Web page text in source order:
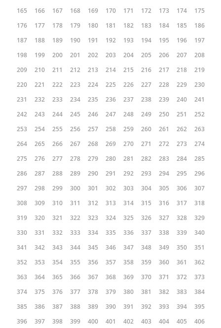
77
78 79 80 81 82 83 84 85 86
87
88
89 90 91 92 93 94 95 96 97
98
99
100 101 102 103 104 105 106 107 108
109
110
111 112 113 114 115 116 117 118 119
120
121
122 123 124 125 126 127 128 129 130
131
132
133 134 135 136 137 138 139 140 141
142
143
144 145 146 147 148 149 150 151 152
153
154
155 156 157 158 159 160 161 162 163
164
165
166 167 168 169 170 171 172 173 174
175
176
177 178 179 180 181 182 183 184 185
186
187
188 189 190 191 192 193 194 195 196
197
198
199 200 201 202 203 204 205 206 207
208
209
210 211 212 213 214 215 216 217 218
219
220
221 222 223 224 225 226 227 228 229
230
231
232 233 234 235 236 237 238 239 240
241
242
243 244 245 246 247 248 249 250 251
252
253
254 255 256 257 258 259 260 261 262
263
264
265 266 267 268 269 270 271 272 273
274
275
276 277 278 279 280 281 282 283 284
285
286
287 288 289 290 291 292 293 294 295
296
297
298 299 300 301 302 303 304 305 306
307
308
309 310 311 312 313 314 315 316 317
318